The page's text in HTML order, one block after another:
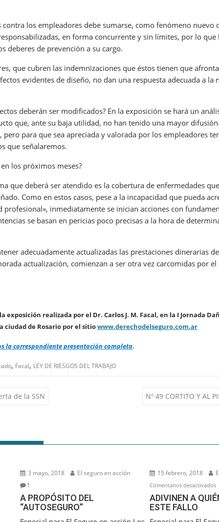
los empleadores debe sumarse, como fenómeno nuevo
en forma concurrente y sin límites, por lo que
deberes de prevención a su cargo.
que cubren las indemnizaciones que éstos tienen que
evidentes de diseño, no dan una respuesta adecuada a la
deberán ser modificados? En la exposición se hará un
que, ante su baja utilidad, no han tenido una mayor
pero para que sea apreciada y valorada por los empleadores
que señalaremos.
los próximos meses?
que deberá ser atendido es la cobertura de enfermedades
Como en estos casos, pese a la incapacidad que pueda
profesional», inmediatamente se inician acciones con
se basan en pericias poco precisas a la hora de
adecuadamente actualizadas las prestaciones dinerarias
actualización, comienzan a ser otra vez carcomidas por el
exposición realizada por el Dr. Carlos J. M. Facal, en la I Jornada
ciudad de Rosario por el sitiowww.derechodelseguro.com.ar
la correspondiente presentación completa.
, Facal, LEY DE RIESGOS DEL TRABAJO
de la SSN Nº 49 CORTITO Y AL
3 mayo, 2018
El seguro en acción
1
A PROPÓSITO DEL
“AUTOSEGURO”
15 febrero, 2018
Comentarios desactivadosen
ADIVINEN A
ESTE FALLO